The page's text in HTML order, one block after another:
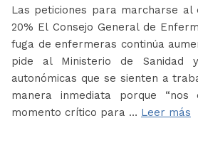
Las peticiones para marcharse al
20% El Consejo General de
fuga de enfermeras continúa
pide al Ministerio de Sanidad
autonómicas que se sienten a
manera inmediata porque “nos
momento crítico para … Leer más